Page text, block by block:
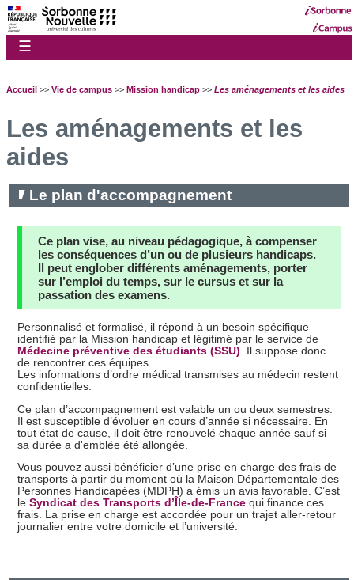
☰
Accueil >> Vie de campus >> Mission handicap >> Les aménagements et les aides
Les aménagements et les
aides
Le plan d'accompagnement
Ce plan vise, au niveau pédagogique, à compenser
les consé­quences d’un ou de plusieurs handicaps.
Il peut englober différents aménagements, porter
sur l’emploi du temps, sur le cursus et sur la
passation des examens.
Personnalisé et formalisé, il répond à un besoin spécifique
identifié par la Mission handicap et légitimé par le service de
Médecine préventive des étudiants (SSU) . Il suppose donc
de rencontrer ces équipes.
Les informations d’ordre médical transmises au médecin restent
confidentielles.
Ce plan d’accompagnement est valable un ou deux semestres.
Il est susceptible d’évoluer en cours d’année si nécessaire. En
tout état de cause, il doit être renouvelé chaque année sauf si
sa durée a d'emblée été allongée.
Vous pouvez aussi bénéficier d’une prise en charge des frais de
transports à partir du moment où la Maison Départementale des
Personnes Handicapées (MDPH) a émis un avis favorable. C’est
leSyndicat des Transports d’Île-de-France qui finance ces
frais. La prise en charge est accordée pour un trajet aller-retour
journalier entre votre domicile et l’université.